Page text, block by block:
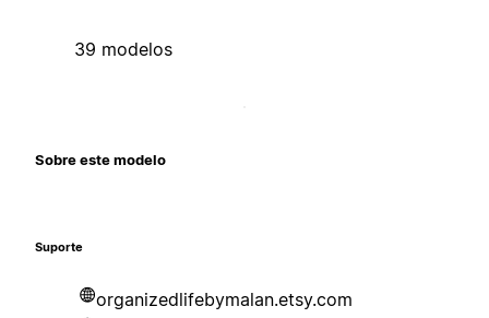
39 modelos
Sobre este modelo
Suporte
organizedlifebymalan.etsy.com